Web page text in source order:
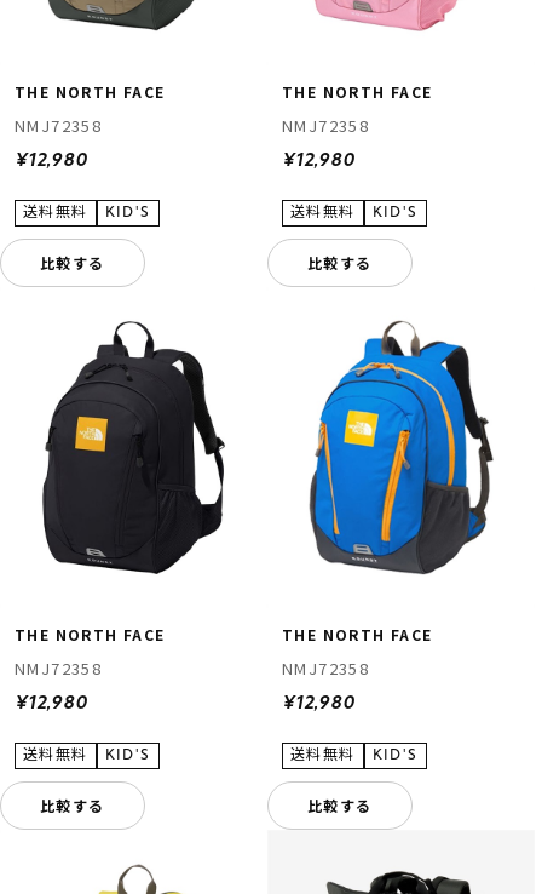
THE NORTH FACE
NMJ72358
¥12,980
比較する
THE NORTH FACE
NMJ72358
¥12,980
比較する
THE NORTH FACE
NMJ72358
¥12,980
比較する
THE NORTH FACE
NMJ72358
¥12,980
比較する